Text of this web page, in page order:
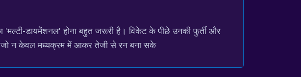
'मल्टी-डायमेंशनल' होना बहुत जरूरी है। विकेट के पीछे उनकी फुर्ती और
है जो न केवल मध्यक्रम में आकर तेजी से रन बना सके